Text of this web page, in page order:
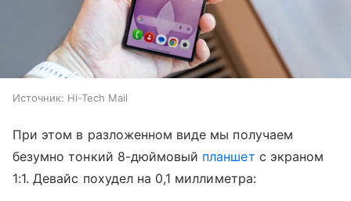
Источник: Hi-Tech Mail
При этом в разложенном виде мы получаем
безумно тонкий 8-дюймовый планшет с экраном
1:1. Девайс похудел на 0,1 миллиметра: